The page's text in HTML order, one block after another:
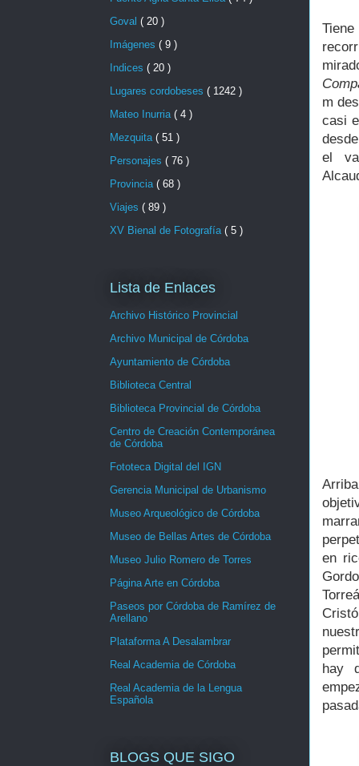
m
casi
el
en
hay
Goval ( 20 )
Imágenes ( 9 )
Indices ( 20 )
Lugares cordobeses ( 1242 )
Mateo Inurria ( 4 )
Mezquita ( 51 )
Personajes ( 76 )
Provincia ( 68 )
Viajes ( 89 )
XV Bienal de Fotografía ( 5 )
Lista de Enlaces
Archivo Histórico Provincial
Archivo Municipal de Córdoba
Ayuntamiento de Córdoba
Biblioteca Central
Biblioteca Provincial de Córdoba
Centro de Creación Contemporánea
de Córdoba
Fototeca Digital del IGN
Gerencia Municipal de Urbanismo
Museo Arqueológico de Córdoba
Museo de Bellas Artes de Córdoba
Museo Julio Romero de Torres
Página Arte en Córdoba
Paseos por Córdoba de Ramírez de
Arellano
Plataforma A Desalambrar
Real Academia de Córdoba
Real Academia de la Lengua
Española
BLOGS QUE SIGO